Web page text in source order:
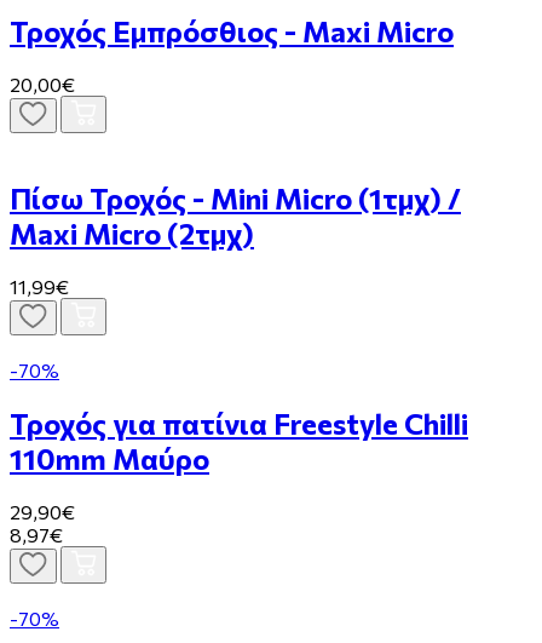
Τροχός Εμπρόσθιος - Maxi Micro
20,00€
Πίσω Τροχός - Mini Micro (1τμχ) /
Μaxi Micro (2τμχ)
11,99€
-70%
Τροχός για πατίνια Freestyle Chilli
110mm Μαύρο
29,90€
8,97€
-70%